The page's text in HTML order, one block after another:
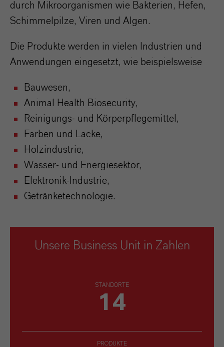
durch Mikroorganismen wie Bakterien, Hefen,
Schimmelpilze, Viren und Algen.
Die Produkte werden in vielen Industrien und
Anwendungen eingesetzt, wie beispielsweise
Bauwesen,
Animal Health Biosecurity,
Reinigungs- und Körperpflegemittel,
Farben und Lacke,
Holzindustrie,
Wasser- und Energiesektor,
Elektronik-Industrie,
Getränketechnologie.
Unsere Business Unit in Zahlen
STANDORTE
14
PRODUKTE